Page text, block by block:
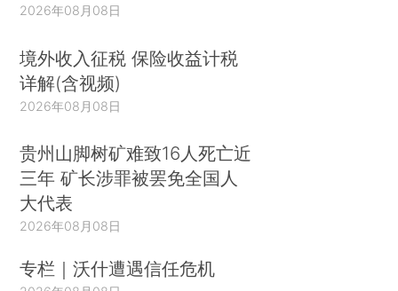
2026年08月08日
境外收入征税 保险收益计税
详解(含视频)
2026年08月08日
贵州山脚树矿难致16人死亡近
三年 矿长涉罪被罢免全国人
大代表
2026年08月08日
专栏｜沃什遭遇信任危机